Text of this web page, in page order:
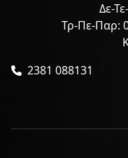
Δε-
Τρ-Πε-Παρ:
2381 088131